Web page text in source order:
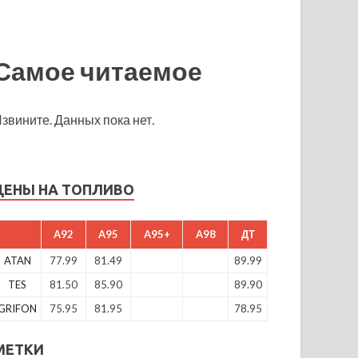
читаемое
Данных пока нет.
НА ТОПЛИВО
A92 A95 A95+ A98 ДТ
ATAN 77.99 81.49
89.99
TES
81.50 85.90
89.90
75.95 81.95 78.95